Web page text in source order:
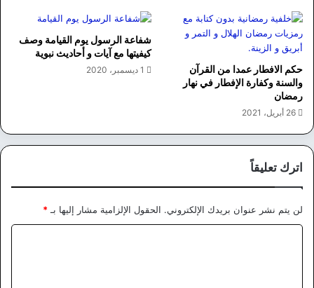
حكم الافطار عمدا من القرآن
والسنة وكفارة الإفطار في نهار
رمضان
26 أبريل، 2021
شفاعة الرسول يوم القيامة وصف
كيفيتها مع آيات و أحاديث نبوية
1 ديسمبر، 2020
اترك تعليقاً
لن يتم نشر عنوان بريدك الإلكتروني. الحقول الإلزامية مشار إليها بـ*